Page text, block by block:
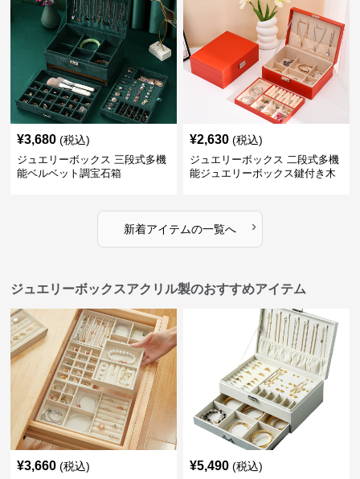
¥3,680 (税込)
ジュエリーボックス 三段式多機
能ベルベット調宝石箱
¥2,630 (税込)
ジュエリーボックス 二段式多機
能ジュエリーボックス鍵付き木
新着アイテムの一覧へ ›
ジュエリーボックスアクリル製のおすすめアイテム
¥3,660 (税込) ¥5,490 (税込)